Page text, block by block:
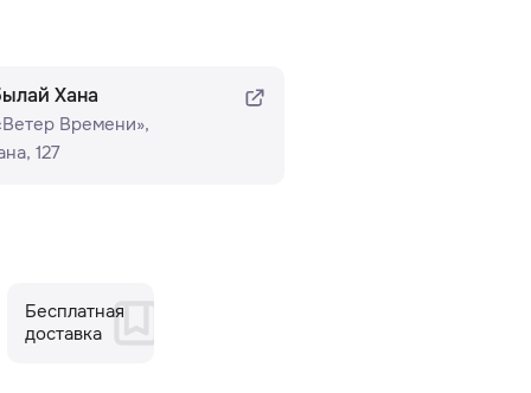
Хана
Времени»​,
127
Бесплатная
доставка